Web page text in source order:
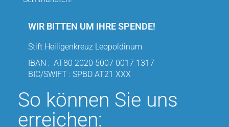
WIR BITTEN UM IHRE SPENDE!
Stift Heiligenkreuz Leopoldinum
IBAN : AT80 2020 5007 0017 1317
BIC/SWIFT : SPBD AT21 XXX
So können Sie uns
erreichen: